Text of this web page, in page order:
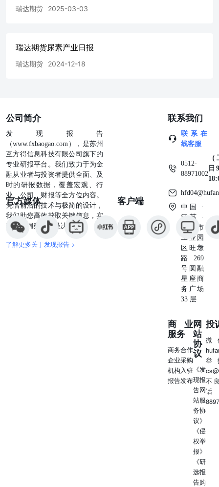
瑞达期货 2025-03-03
瑞达期货尿素产业日报
瑞达期货 2024-12-18
公司简介
发现报告
（www.fxbaogao.com），是苏州
互方得信息科技有限公司旗下的
专业研报平台。我们致力于为金
融从业者与投资者提供全面、及
时的研报数据，覆盖宏观、行
业、公司、财报等全方位内容。
凭借前沿的技术与极简的设计，
我们助您高效获取关键信息，实
现深度洞察与精准决策。
了解更多关于发现报告 >
官方媒体 客户端
联系我们
联系在
线客服
0512-
88971002
日
中国 ·
江苏 ·
苏州市
工业园
区旺墩
路269
号圆融
星座商
务广场
33 层
商业
服务
商务合作
企业采购
机构入驻
报告发布
网
站
协
议
《发
现报
告网
站服
务协
议》
《侵
权举
报》
《研
选报
告购
投
微
举
不